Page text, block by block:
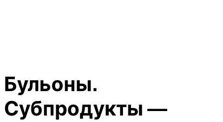
Бульоны.
Субпродукты —